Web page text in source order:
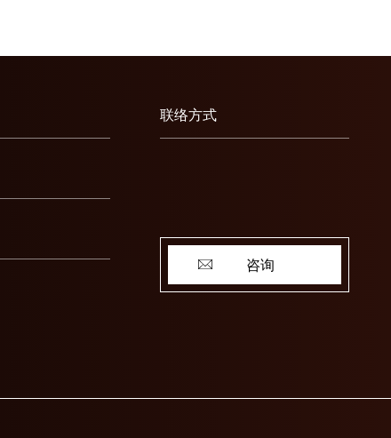
联络方式
咨询